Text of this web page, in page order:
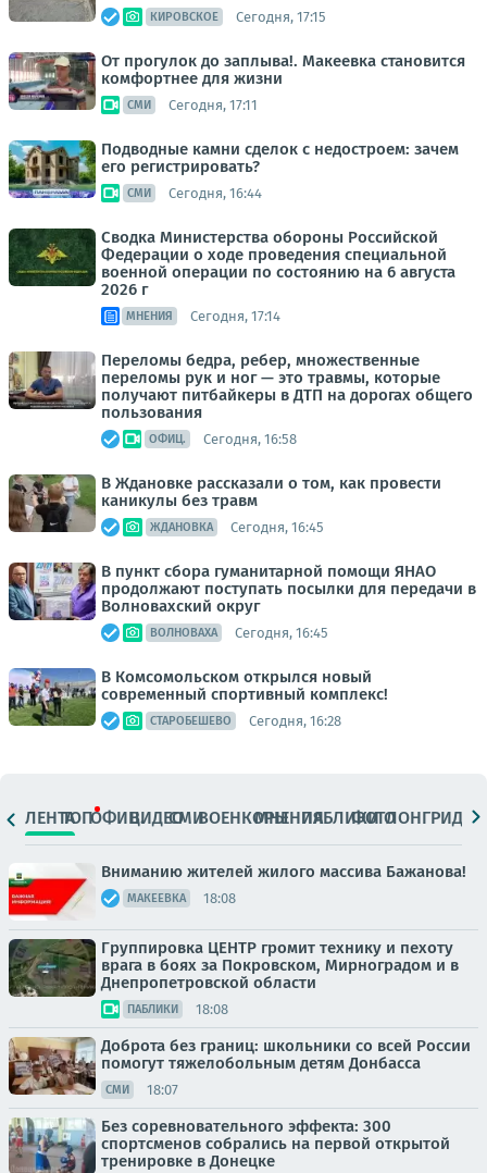
КИРОВСКОЕ Сегодня, 17:15
От прогулок до заплыва!. Макеевка становится
комфортнее для жизни
СМИ Сегодня, 17:11
Подводные камни сделок с недостроем: зачем
его регистрировать?
СМИ Сегодня, 16:44
Сводка Министерства обороны Российской
Федерации о ходе проведения специальной
военной операции по состоянию на 6 августа
2026 г
МНЕНИЯ Сегодня, 17:14
Переломы бедра, ребер, множественные
переломы рук и ног — это травмы, которые
получают питбайкеры в ДТП на дорогах общего
пользования
ОФИЦ. Сегодня, 16:58
В Ждановке рассказали о том, как провести
каникулы без травм
ЖДАНОВКА Сегодня, 16:45
В пункт сбора гуманитарной помощи ЯНАО
продолжают поступать посылки для передачи в
Волновахский округ
ВОЛНОВАХА Сегодня, 16:45
В Комсомольском открылся новый
современный спортивный комплекс!
СТАРОБЕШЕВО Сегодня, 16:28
ЛЕНТАТОПОФИЦ.ВИДЕОСМИВОЕНКОРЫМНЕНИЯПАБЛИКИ
ФОТОЛОНГРИДЫ
Вниманию жителей жилого массива Бажанова!
МАКЕЕВКА 18:08
Группировка ЦЕНТР громит технику и пехоту
врага в боях за Покровском, Мирноградом и в
Днепропетровской области
ПАБЛИКИ 18:08
Доброта без границ: школьники со всей России
помогут тяжелобольным детям Донбасса
СМИ 18:07
Без соревновательного эффекта: 300
спортсменов собрались на первой открытой
тренировке в Донецке